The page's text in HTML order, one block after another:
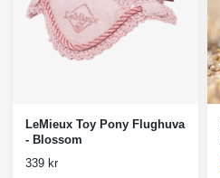
LeMieux Toy Pony Flughuva
- Blossom
339 kr